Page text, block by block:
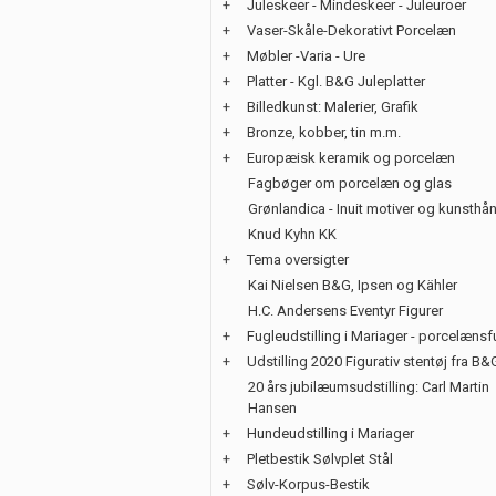
+
Juleskeer - Mindeskeer - Juleuroer
+
Vaser-Skåle-Dekorativt Porcelæn
+
Møbler -Varia - Ure
+
Platter - Kgl. B&G Juleplatter
+
Billedkunst: Malerier, Grafik
+
Bronze, kobber, tin m.m.
+
Europæisk keramik og porcelæn
Fagbøger om porcelæn og glas
Grønlandica - Inuit motiver og
Knud Kyhn KK
+
Tema oversigter
Kai Nielsen B&G, Ipsen og Kähler
H.C. Andersens Eventyr Figurer
+
Fugleudstilling i Mariager -
+
Udstilling 2020 Figurativ stentøj fra
20 års jubilæumsudstilling: Carl Martin
Hansen
+
Hundeudstilling i Mariager
+
Pletbestik Sølvplet Stål
+
Sølv-Korpus-Bestik